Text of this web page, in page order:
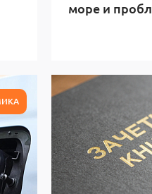
море и